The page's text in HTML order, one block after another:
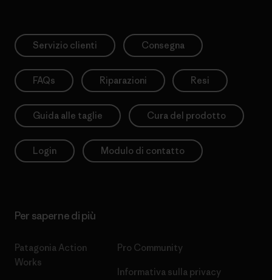
Servizio clienti Consegna
FAQs Riparazioni Resi
Guida alle taglie Cura del prodotto
Login Modulo di contatto
Per saperne di più
Patagonia Action
Works
Pro Community
Informativa sulla privacy